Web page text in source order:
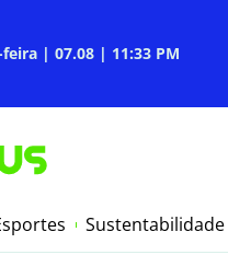
| 07.08 | 11:33 PM
Sustentabilidade